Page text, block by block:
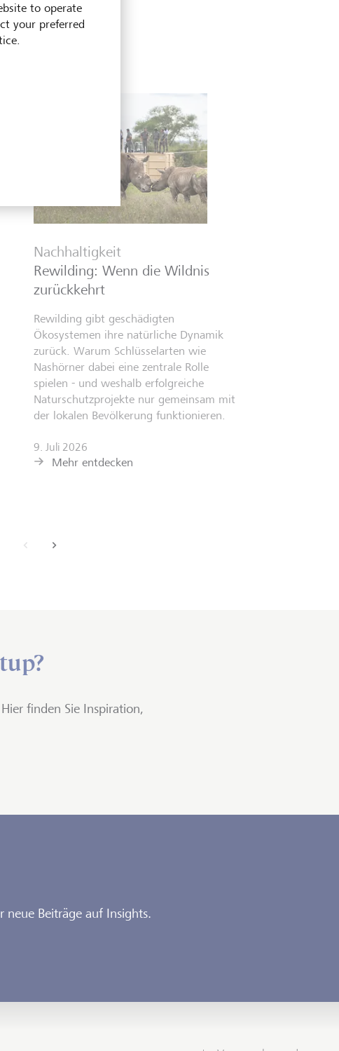
Nachhaltigkeit
Rewilding: Wenn die Wildnis
zurückkehrt
Rewilding gibt geschädigten
Ökosystemen ihre natürliche Dynamik
zurück. Warum Schlüsselarten wie
Nashörner dabei eine zentrale Rolle
spielen - und weshalb erfolgreiche
Naturschutzprojekte nur gemeinsam mit
der lokalen Bevölkerung funktionieren.
9. Juli 2026
Mehr entdecken
finden Sie Inspiration,
neue Beiträge auf Insights.
to operate
your preferred